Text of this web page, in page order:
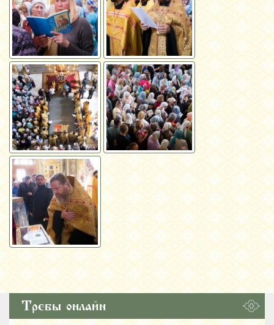
Требы онлайн